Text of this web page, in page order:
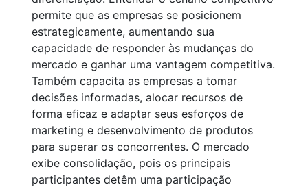
permite que as empresas se posicionem
estrategicamente, aumentando sua
capacidade de responder às mudanças do
mercado e ganhar uma vantagem competitiva.
Também capacita as empresas a tomar
decisões informadas, alocar recursos de
forma eficaz e adaptar seus esforços de
marketing e desenvolvimento de produtos
para superar os concorrentes. O mercado
exibe consolidação, pois os principais
participantes detêm uma participação